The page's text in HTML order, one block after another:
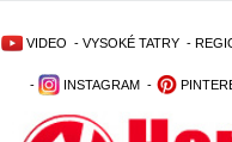
VIDEO - VYSOKÉ TATRY -
- INSTAGRAM -